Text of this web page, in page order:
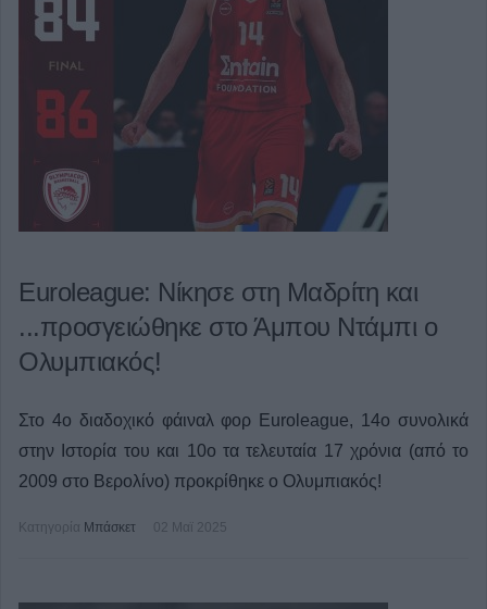
Euroleague: Νίκησε στη Μαδρίτη και
...προσγειώθηκε στο Άμπου Ντάμπι ο
Ολυμπιακός!
Στο 4ο διαδοχικό φάιναλ φορ Euroleague, 14ο συνολικά
στην Ιστορία του και 10ο τα τελευταία 17 χρόνια (από το
2009 στο Βερολίνο) προκρίθηκε ο Ολυμπιακός!
Κατηγορία Μπάσκετ 02 Μαϊ 2025